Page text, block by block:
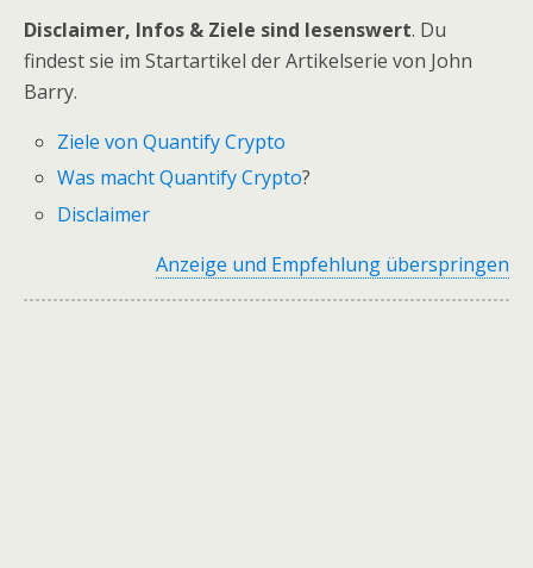
Disclaimer, Infos & Ziele sind lesenswert. Du
findest sie im Startartikel der Artikelserie von John
Barry.
Ziele von Quantify Crypto
Was macht Quantify Crypto?
Disclaimer
Anzeige und Empfehlung überspringen